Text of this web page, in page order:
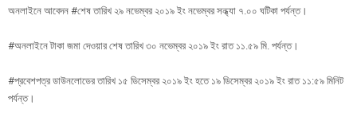
অনলাইনে আবেদন #শেষ তারিখ ২৯ নভেম্বর ২০১৯ ইং নভেম্বর সন্ধ্যা ৭.০০ ঘটিকা পর্যন্ত।
#অনলাইনে টাকা জমা দেওয়ার শেষ তারিখ ৩০ নভেম্বর ২০১৯ ইং রাত ১১.৫৯ মি. পর্যন্ত।
#প্রবেশপত্র ডাউনলোডের তারিখ ১৫ ডিসেম্বর ২০১৯ ইং হতে ১৯ ডিসেম্বর ২০১৯ ইং রাত ১১:৫৯ মিনিট
পর্যন্ত।